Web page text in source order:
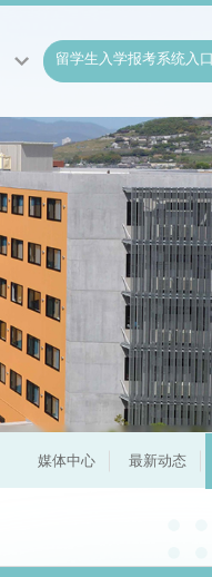
留学生入学报考系统入口
媒体中心 最新动态